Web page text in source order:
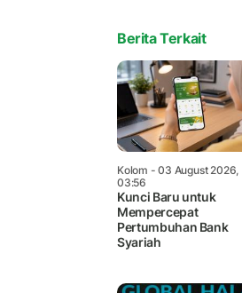
Berita Terkait
Kolom - 03 August 2026,
03:56
Kunci Baru untuk
Mempercepat
Pertumbuhan Bank
Syariah